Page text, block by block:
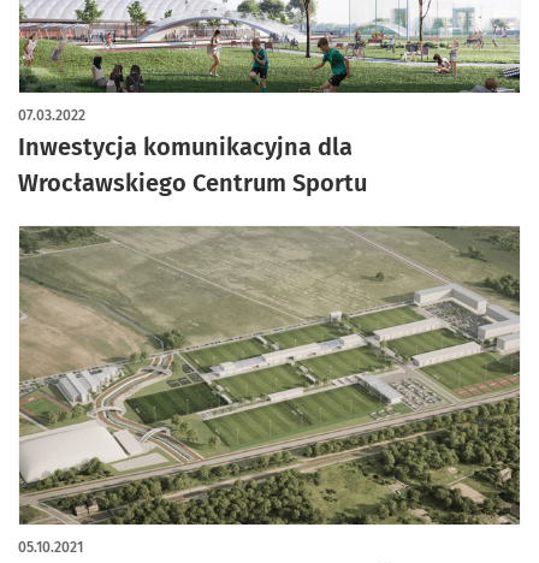
Inwestycja komunikacyjna dla
Wrocławskiego Centrum Sportu
07.03.2022
05.10.2021